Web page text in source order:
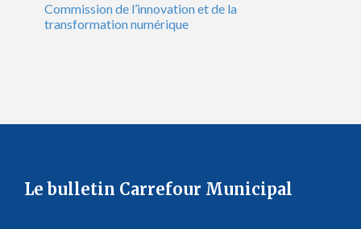
Commission de l’innovation et de la
transformation numérique
Le bulletin Carrefour Municipal